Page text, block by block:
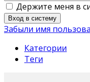
Держите меня в
Вход в систему
Забыли имя
Категории
Теги